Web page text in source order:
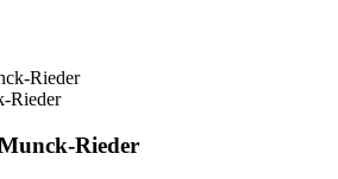
Rieder
Rieder